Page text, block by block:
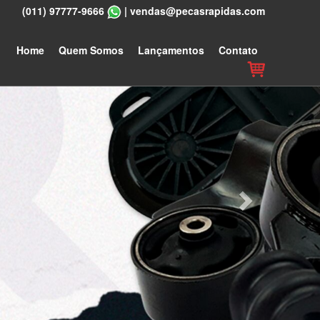
(011) 97777-9666 | vendas@pecasrapidas.com
Home Quem Somos Lançamentos Contato